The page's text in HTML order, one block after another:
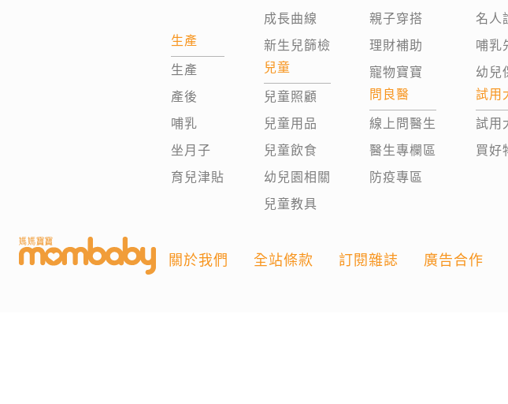
生產
生產
產後
哺乳
坐月子
育兒津貼
成長曲線
新生兒篩檢
兒童
兒童照顧
兒童用品
兒童飲食
幼兒園相關
兒童教具
親子穿搭
理財補助
寵物寶寶
問良醫
線上問醫生
醫生專欄區
防疫專區
名人
哺乳
幼兒
試用
試用
買好
關於我們 全站條款 訂閱雜誌 廣告合作